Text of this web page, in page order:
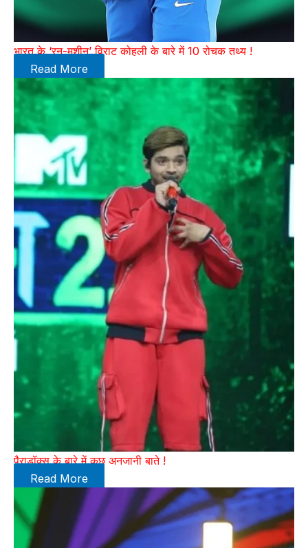
भारत के ‘रन-मशीन’ विराट कोहली के बारे में 10 रोचक तथ्य !
Read More
पैराडॉक्स के बारे में कुछ अनजानी बाते !
Read More